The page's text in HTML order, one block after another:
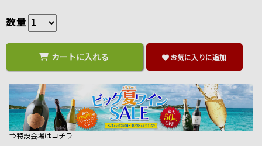
数量
カートに入れる お気に入りに追加
⇒特設会場はコチラ